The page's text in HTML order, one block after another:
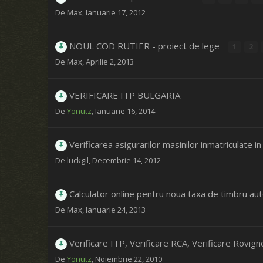
De Max, Ianuarie 17, 2012
NOUL COD RUTIER - proiect de lege
De Max,Aprilie 2, 2013
VERIFICARE ITP BULGARIA
DeYonutz, Ianuarie 16, 2014
Verificarea asigurarilor masinilor inmatriculate in
De luckgil, Decembrie 14, 2012
Calculator online pentru noua taxa de timbru
De Max, Ianuarie 24, 2013
Verificare ITP, Verificare RCA, Verificare
DeYonutz, Noiembrie 22, 2010